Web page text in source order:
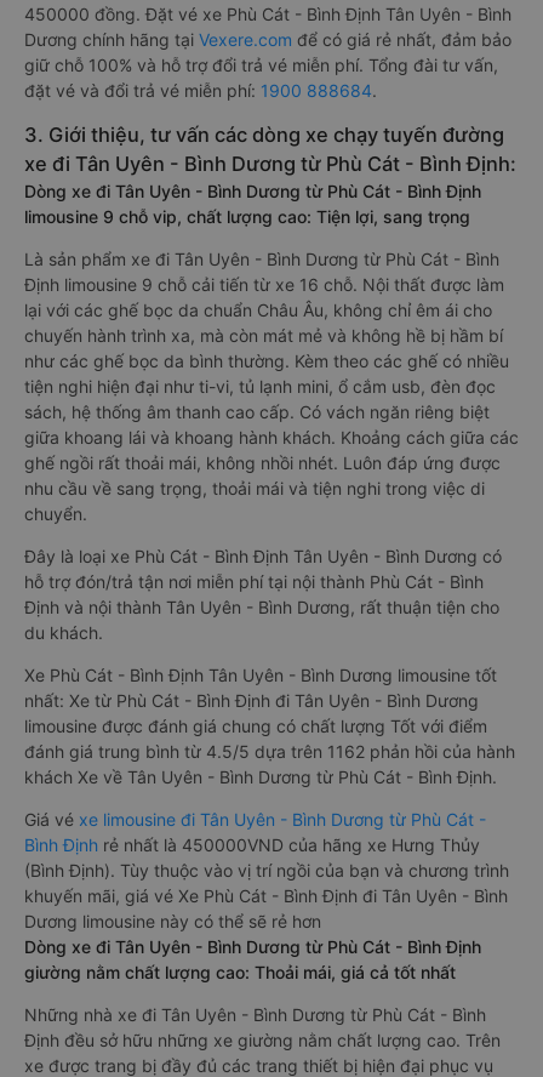
450000 đồng. Đặt vé xe Phù Cát - Bình Định Tân Uyên - Bình
Dương chính hãng tại Vexere.com để có giá rẻ nhất, đảm bảo
giữ chỗ 100% và hỗ trợ đổi trả vé miễn phí. Tổng đài tư vấn,
đặt vé và đổi trả vé miễn phí: 1900 888684.
3. Giới thiệu, tư vấn các dòng xe chạy tuyến đường
xe đi Tân Uyên - Bình Dương từ Phù Cát - Bình Định:
Dòng xe đi Tân Uyên - Bình Dương từ Phù Cát - Bình Định
limousine 9 chỗ vip, chất lượng cao: Tiện lợi, sang trọng
Là sản phẩm xe đi Tân Uyên - Bình Dương từ Phù Cát - Bình
Định limousine 9 chỗ cải tiến từ xe 16 chỗ. Nội thất được làm
lại với các ghế bọc da chuẩn Châu Âu, không chỉ êm ái cho
chuyến hành trình xa, mà còn mát mẻ và không hề bị hầm bí
như các ghế bọc da bình thường. Kèm theo các ghế có nhiều
tiện nghi hiện đại như ti-vi, tủ lạnh mini, ổ cắm usb, đèn đọc
sách, hệ thống âm thanh cao cấp. Có vách ngăn riêng biệt
giữa khoang lái và khoang hành khách. Khoảng cách giữa các
ghế ngồi rất thoải mái, không nhồi nhét. Luôn đáp ứng được
nhu cầu về sang trọng, thoải mái và tiện nghi trong việc di
chuyển.
Đây là loại xe Phù Cát - Bình Định Tân Uyên - Bình Dương có
hỗ trợ đón/trả tận nơi miễn phí tại nội thành Phù Cát - Bình
Định và nội thành Tân Uyên - Bình Dương, rất thuận tiện cho
du khách.
Xe Phù Cát - Bình Định Tân Uyên - Bình Dương limousine tốt
nhất: Xe từ Phù Cát - Bình Định đi Tân Uyên - Bình Dương
limousine được đánh giá chung có chất lượng Tốt với điểm
đánh giá trung bình từ 4.5/5 dựa trên 1162 phản hồi của hành
khách Xe về Tân Uyên - Bình Dương từ Phù Cát - Bình Định.
Giá vé xe limousine đi Tân Uyên - Bình Dương từ Phù Cát -
Bình Định rẻ nhất là 450000VND của hãng xe Hưng Thủy
(Bình Định). Tùy thuộc vào vị trí ngồi của bạn và chương trình
khuyến mãi, giá vé Xe Phù Cát - Bình Định đi Tân Uyên - Bình
Dương limousine này có thể sẽ rẻ hơn
Dòng xe đi Tân Uyên - Bình Dương từ Phù Cát - Bình Định
giường nằm chất lượng cao: Thoải mái, giá cả tốt nhất
Những nhà xe đi Tân Uyên - Bình Dương từ Phù Cát - Bình
Định đều sở hữu những xe giường nằm chất lượng cao. Trên
xe được trang bị đầy đủ các trang thiết bị hiện đại phục vụ